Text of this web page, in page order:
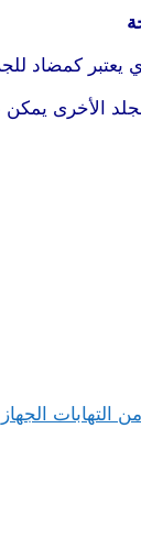
يعتبر كمضاد
الأخرى
التهابات